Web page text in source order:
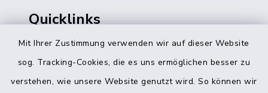
Mit Ihrer Zustimmung verwenden wir auf dieser Website
sog. Tracking-Cookies, die es uns ermöglichen besser zu
verstehen, wie unsere Website genutzt wird. So können wir
Quicklinks
Bürgerbüro Hohenwestedt